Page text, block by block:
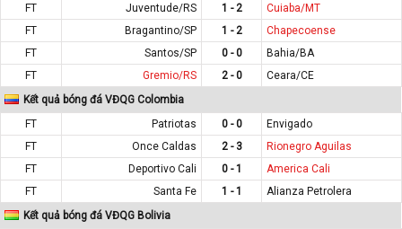
FT
Juventude/RS 1 - 2
Cuiaba/MT
FT
Bragantino/SP 1 - 2
Chapecoense
FT
Santos/SP 0 - 0
Bahia/BA
FT
Gremio/RS 2 - 0
Ceara/CE
Kết quả bóng đá VĐQG Colombia
FT
Patriotas 0 - 0
Envigado
FT
Once Caldas 2 - 3
Rionegro Aguilas
FT
Deportivo Cali 0 - 1
America Cali
FT
Santa Fe 1 - 1
Alianza Petrolera
Kết quả bóng đá VĐQG Bolivia